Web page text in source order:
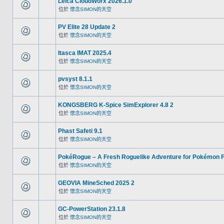
位於 懷念SIMON的天空
PV Elite 28 Update 2
位於 懷念SIMON的天空
Itasca IMAT 2025.4
位於 懷念SIMON的天空
pvsyst 8.1.1
位於 懷念SIMON的天空
KONGSBERG K-Spice SimExplorer 4.8 2
位於 懷念SIMON的天空
Phast Safeti 9.1
位於 懷念SIMON的天空
PokéRogue – A Fresh Roguelike Adventure for Pokémon
位於 懷念SIMON的天空
GEOVIA MineSched 2025 2
位於 懷念SIMON的天空
GC-PowerStation 23.1.8
位於 懷念SIMON的天空